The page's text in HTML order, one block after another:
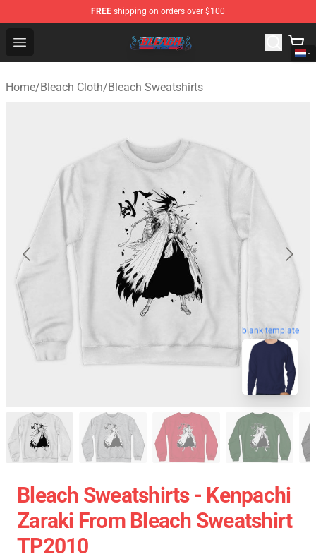
FREE shipping on orders over $100
Open menu
Bleach Store - Official Bleach Merchandise Shop
Home/Bleach Cloth/Bleach Sweatshirts
blank template
Bleach Sweatshirts - Kenpachi
Zaraki From Bleach Sweatshirt
TP2010